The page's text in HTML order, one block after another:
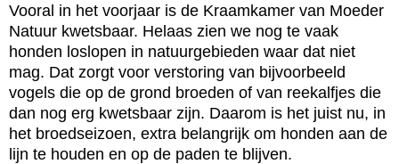
Vooral in het voorjaar is de Kraamkamer van Moeder
Natuur kwetsbaar. Helaas zien we nog te vaak
honden loslopen in natuurgebieden waar dat niet
mag. Dat zorgt voor verstoring van bijvoorbeeld
vogels die op de grond broeden of van reekalfjes die
dan nog erg kwetsbaar zijn. Daarom is het juist nu, in
het broedseizoen, extra belangrijk om honden aan de
lijn te houden en op de paden te blijven.